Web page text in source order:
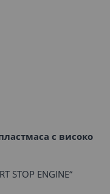
с високо
STOP ENGINE“